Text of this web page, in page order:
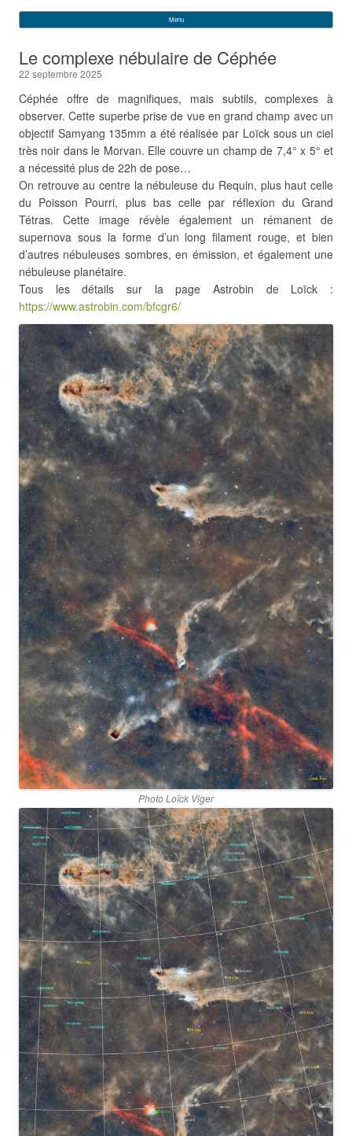
VEGARechercher :
Menu
Skip to content
Le complexe nébulaire de Céphée
22 septembre 2025
Céphée offre de magnifiques, mais subtils, complexes à
observer. Cette superbe prise de vue en grand champ avec un
objectif Samyang 135mm a été réalisée par Loïck sous un ciel
très noir dans le Morvan. Elle couvre un champ de 7,4° x 5° et
a nécessité plus de 22h de pose…
On retrouve au centre la nébuleuse du Requin, plus haut celle
du Poisson Pourri, plus bas celle par réflexion du Grand
Tétras. Cette image révèle également un rémanent de
supernova sous la forme d’un long filament rouge, et bien
d’autres nébuleuses sombres, en émission, et également une
nébuleuse planétaire.
Tous les détails sur la page Astrobin de Loïck :
https://www.astrobin.com/bfcgr6/
Photo Loïck Viger